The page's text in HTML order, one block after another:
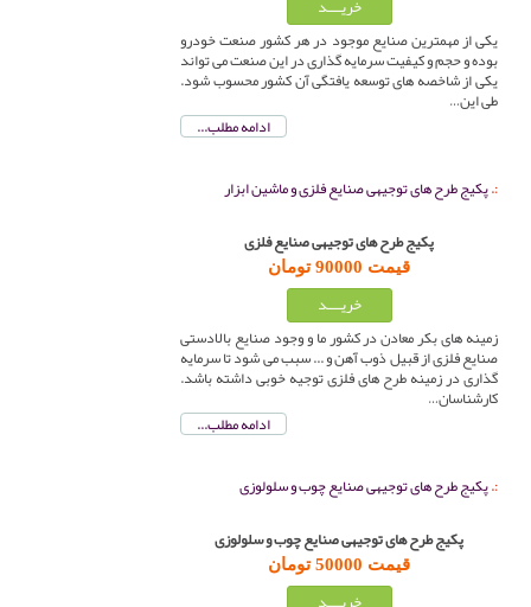
یکی از مهمترین صنایع موجود در هر کشور صنعت خودرو
بوده و حجم و کیفیت سرمایه گذاری در این صنعت می تواند
یکی از شاخصه های توسعه یافتگی آن کشور محسوب شود.
طی این…
ادامه مطلب...
پکیج طرح های توجیهی صنایع فلزی و ماشین ابزار
پکیج طرح های توجیهی صنایع فلزی
قیمت 90000 تومان
زمینه های بکر معادن در کشور ما و وجود صنایع بالادستی
صنایع فلزی از قبیل ذوب آهن و ... سبب می شود تا سرمایه
گذاری در زمینه طرح های فلزی توجیه خوبی داشته باشد.
کارشناسان…
ادامه مطلب...
پکیج طرح های توجیهی صنایع چوب و سلولوزی
پکیج طرح های توجیهی صنایع چوب و سلولوزی
قیمت 50000 تومان